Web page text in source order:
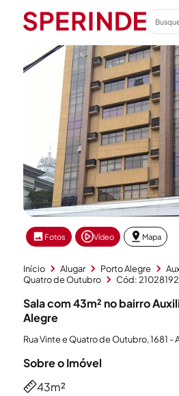
Fotos Vídeo Mapa
Início Alugar Porto Alegre
Quatro de Outubro
Cód: 21028192
Sala com 43m² no bairro
Alegre
Rua Vinte e Quatro de Outubro, 1681 -
Sobre o Imóvel
43m²